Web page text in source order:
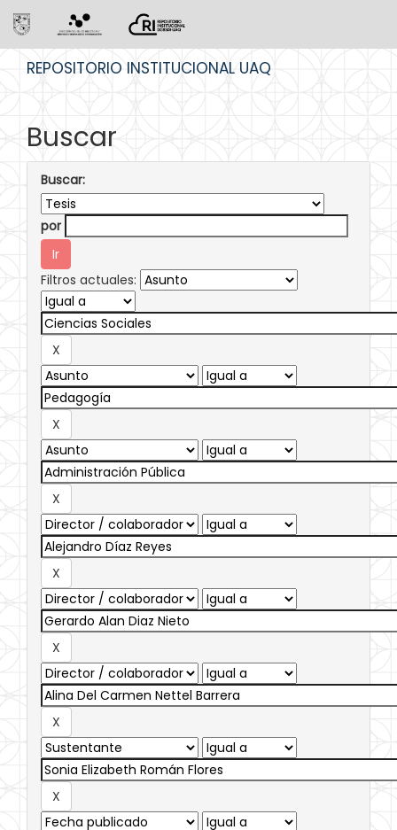
REPOSITORIO INSTITUCIONAL UAQ
Buscar
Buscar:
por
Filtros actuales: